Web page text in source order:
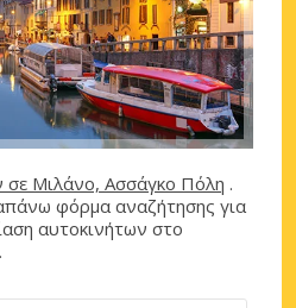
σε Μιλάνο, Ασσάγκο Πόλη .
φόρμα αναζήτησης για
αυτοκινήτων στο